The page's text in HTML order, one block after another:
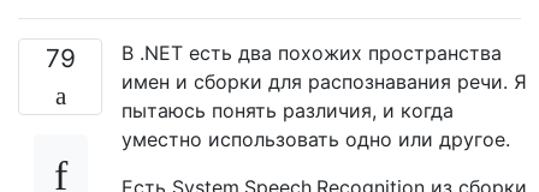
79
В .NET есть два похожих пространства
имен и сборки для распознавания речи. Я
пытаюсь понять различия, и когда
уместно использовать одно или другое.
Есть System.Speech.Recognition из сборки